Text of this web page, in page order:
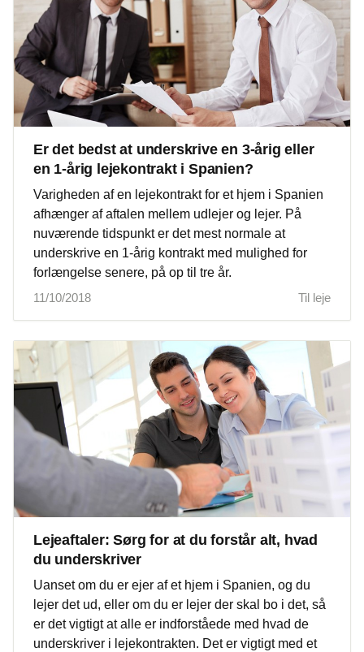
Er det bedst at underskrive en 3-årig eller
en 1-årig lejekontrakt i Spanien?
Varigheden af ​​en lejekontrakt for et hjem i Spanien
afhænger af aftalen mellem udlejer og lejer. På
nuværende tidspunkt er det mest normale at
underskrive en 1-årig kontrakt med mulighed for
forlængelse senere, på op til tre år.
11/10/2018
Til leje
Lejeaftaler: Sørg for at du forstår alt, hvad
du underskriver
Uanset om du er ejer af et hjem i Spanien, og du
lejer det ud, eller om du er lejer der skal bo i det, så
er det vigtigt at alle er indforståede med hvad de
underskriver i lejekontrakten. Det er vigtigt med et